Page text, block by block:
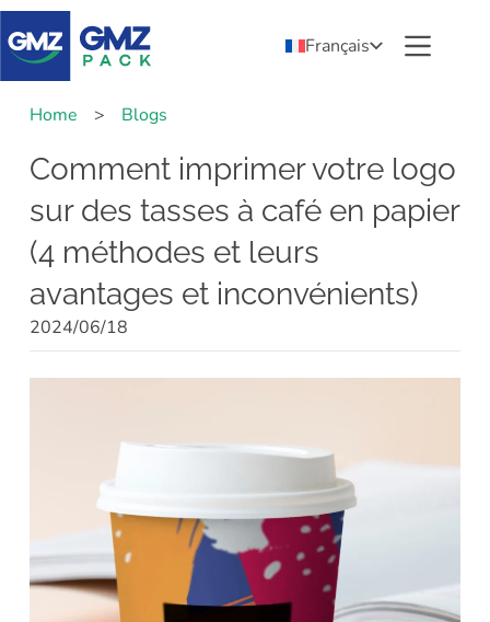
Français
Home > Blogs
Comment imprimer votre logo
sur des tasses à café en papier
(4 méthodes et leurs
avantages et inconvénients)
2024/06/18